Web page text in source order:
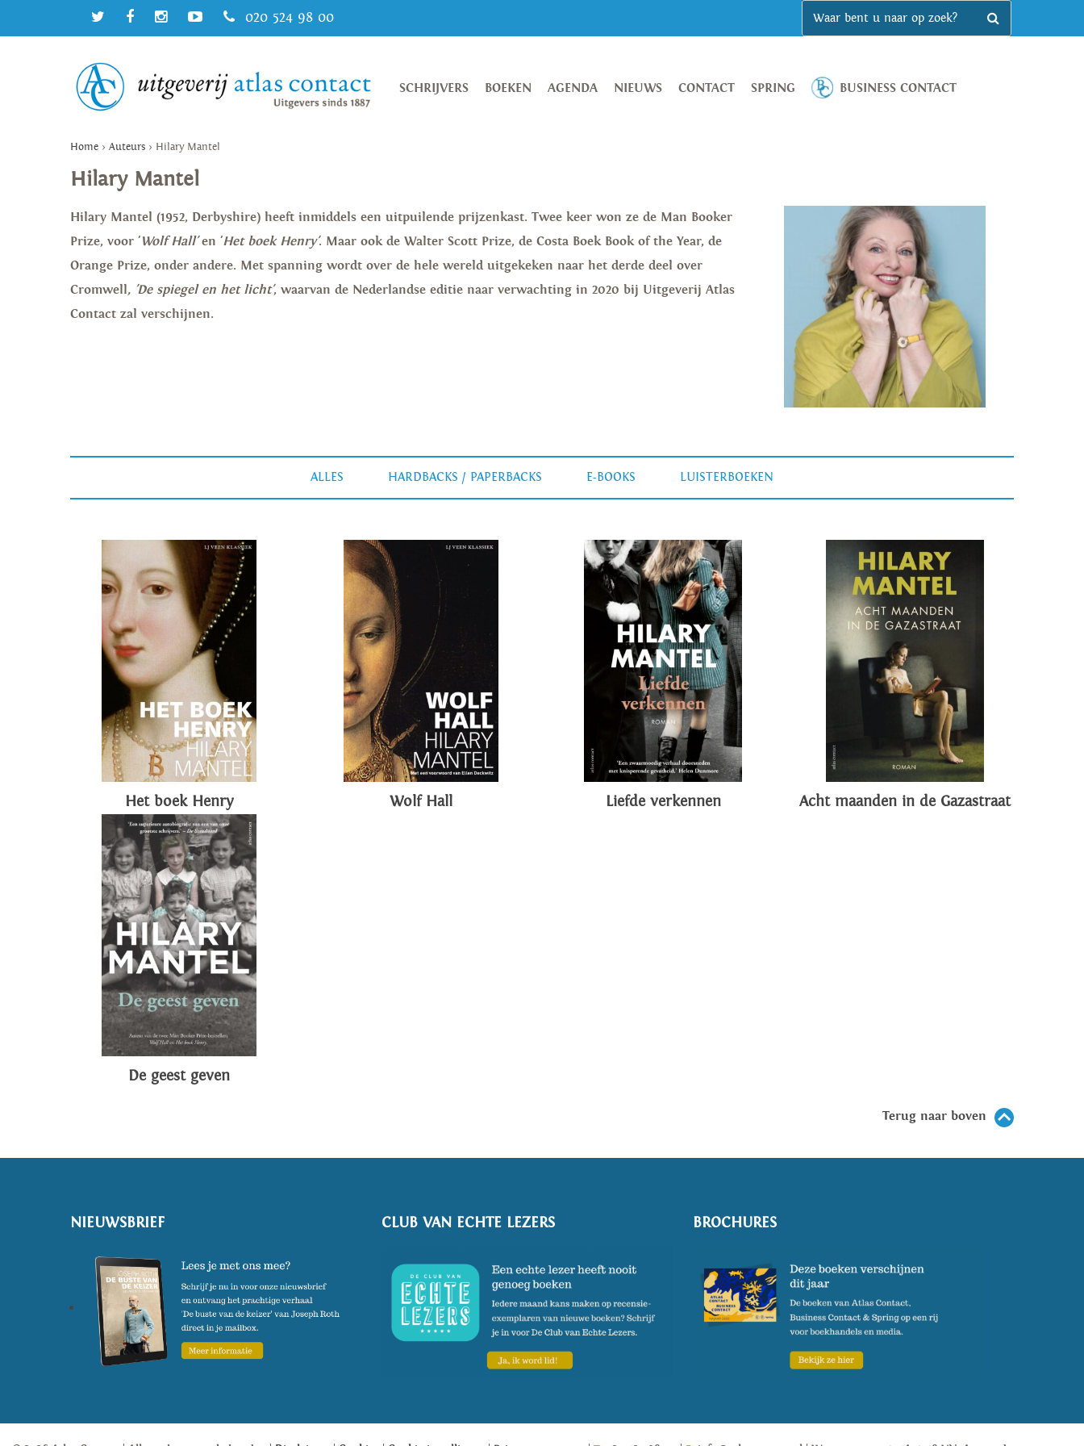
020 524 98 00
SCHRIJVERS BOEKEN AGENDA NIEUWS CONTACT SPRING BUSINESS CONTACT
Home > Auteurs > Hilary Mantel
Hilary Mantel
Hilary Mantel (1952, Derbyshire) heeft inmiddels een uitpuilende prijzenkast. Twee keer won ze de Man Booker
Prize, voor 'Wolf Hall'en 'Het boek Henry'. Maar ook de Walter Scott Prize, de Costa Boek Book of the Year, de
Orange Prize, onder andere. Met spanning wordt over de hele wereld uitgekeken naar het derde deel over
Cromwell, 'De spiegel en het licht', waarvan de Nederlandse editie naar verwachting in 2020 bij Uitgeverij Atlas
Contact zal verschijnen.
ALLES HARDBACKS / PAPERBACKS E-BOOKS LUISTERBOEKEN
Het boek Henry Wolf Hall Liefde verkennen Acht maanden in de Gazastraat
De geest geven
Terug naar boven
NIEUWSBRIEF CLUB VAN ECHTE LEZERS BROCHURES